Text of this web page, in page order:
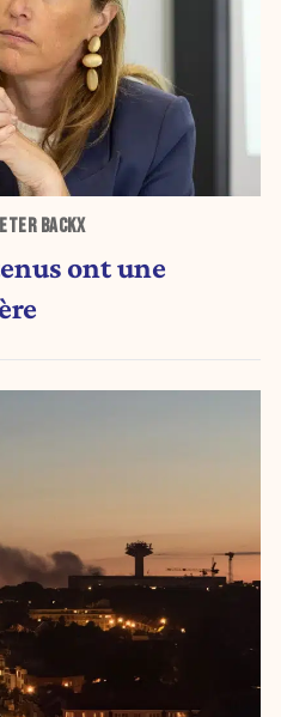
BACKX
ont une